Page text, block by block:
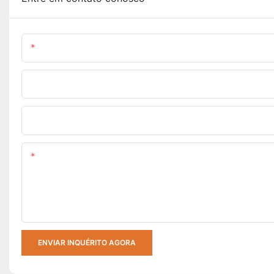
ENVIAR INQUÉRITO AGORA